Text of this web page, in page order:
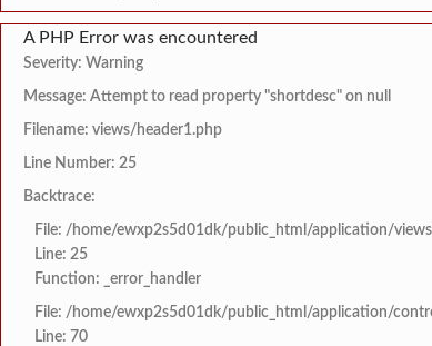
A PHP Error was encountered
Severity: Warning
Message: Attempt to read property "shortdesc" on null
Filename: views/header1.php
Line Number: 25
Backtrace:
File: /home/ewxp2s5d01dk/public_html/application/
Line: 25
Function: _error_handler
File: /home/ewxp2s5d01dk/public_html/application/
Line: 70